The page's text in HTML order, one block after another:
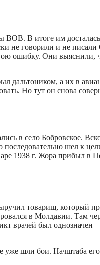
ВОВ. В итоге им
не говорили и не
ошибку. Они выяснили,
дальтоником, а их в
Но тут он снова
в село Бобровское.
последовательно шел к
1938 г. Жора прибыл в
товарищ, который
в Молдавии. Там
врачей был однозначен
уже шли бои. Начштаба его